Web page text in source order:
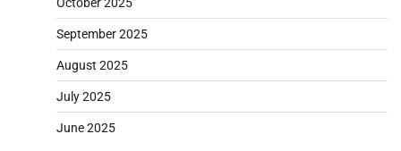
September 2025
August 2025
July 2025
June 2025